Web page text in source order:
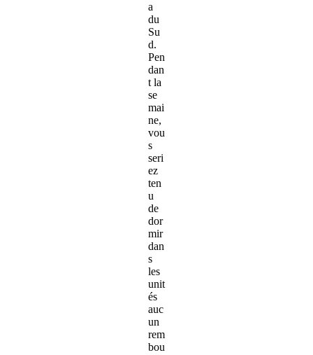
a
du
Su
d.
Pen
dan
t la
se
mai
ne,
vou
s
seri
ez
ten
u
de
dor
mir
dan
s
les
unit
és
auc
un
rem
bou